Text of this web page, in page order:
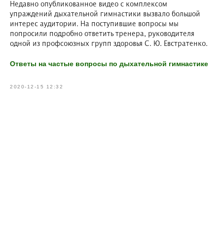
Недавно опубликованное видео с комплексом
упраждений дыхательной гимнастики вызвало большой
интерес аудитории. На поступившие вопросы мы
попросили подробно ответить тренера, руководителя
одной из профсоюзных групп здоровья С. Ю. Евстратенко.
Ответы на частые вопросы по дыхательной гимнастике
2020-12-15 12:32